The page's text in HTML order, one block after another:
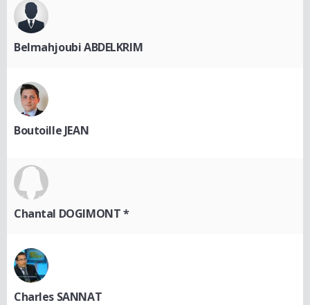
Belmahjoubi ABDELKRIM
Boutoille JEAN
Chantal DOGIMONT *
Charles SANNAT